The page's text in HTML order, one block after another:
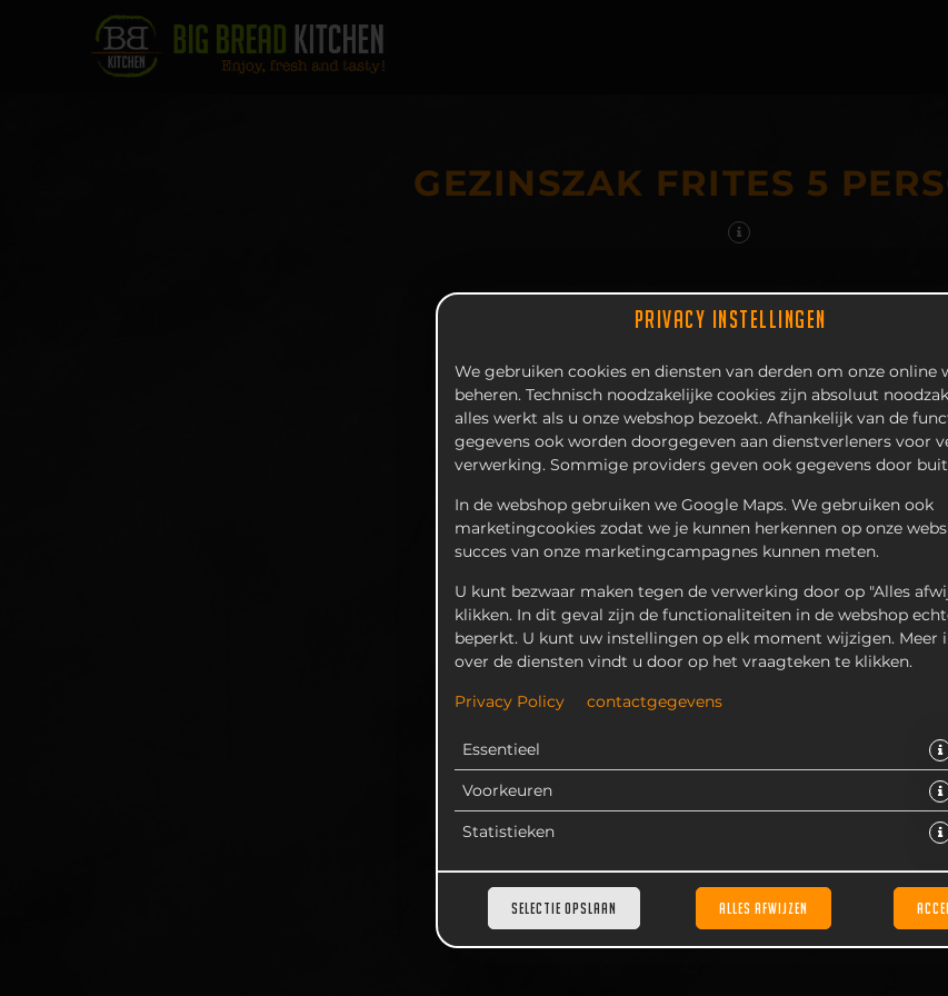
PRIVACY INSTELLINGEN
We gebruiken cookies en diensten van derden om onze online
beheren. Technisch noodzakelijke cookies zijn absoluut
alles werkt als u onze webshop bezoekt. Afhankelijk van de
gegevens ook worden doorgegeven aan dienstverleners voor
verwerking. Sommige providers geven ook gegevens door
In de webshop gebruiken we Google Maps. We gebruiken ook
marketingcookies zodat we je kunnen herkennen op onze
succes van onze marketingcampagnes kunnen meten.
U kunt bezwaar maken tegen de verwerking door op "Alles
klikken. In dit geval zijn de functionaliteiten in de webshop
beperkt. U kunt uw instellingen op elk moment wijzigen. Meer
over de diensten vindt u door op het vraagteken te klikken.
Privacy Policy contactgegevens
Essentieel
Voorkeuren
Statistieken
SELECTIE OPSLAAN ALLES AFWIJZEN
GEZINSZAK FRITES 5
* Door lokale acties kunnen prijzen per winkel